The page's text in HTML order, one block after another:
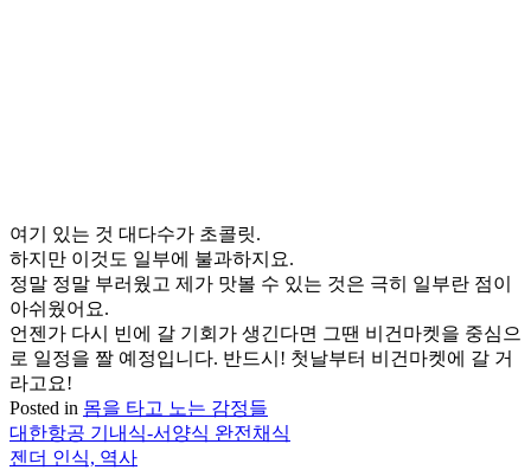
여기 있는 것 대다수가 초콜릿.
하지만 이것도 일부에 불과하지요.
정말 정말 부러웠고 제가 맛볼 수 있는 것은 극히 일부란 점이
아쉬웠어요.
언젠가 다시 빈에 갈 기회가 생긴다면 그땐 비건마켓을 중심으
로 일정을 짤 예정입니다. 반드시! 첫날부터 비건마켓에 갈 거
라고요!
Posted in 몸을 타고 노는 감정들
글
대한항공 기내식-서양식 완전채식
젠더 인식, 역사